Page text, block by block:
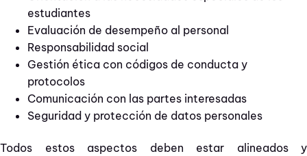
estudiantes
Evaluación de desempeño al personal
Responsabilidad social
Gestión ética con códigos de conducta y
protocolos
Comunicación con las partes interesadas
Seguridad y protección de datos personales
Todos estos aspectos deben estar alineados y